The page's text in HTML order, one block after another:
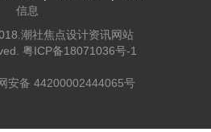
信息
潮社焦点设计资讯网站
粤ICP备18071036号-1
安备 44200002444065号